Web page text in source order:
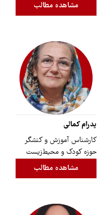
مشاهده مطالب
پدرام کمالی
کارشناس آموزش و کنشگر
حوزه‌ کودک و محیط‌زیست
مشاهده مطالب